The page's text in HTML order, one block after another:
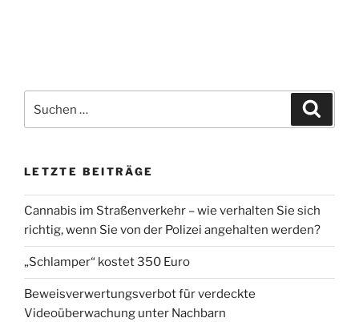
nach:
LETZTE BEITRÄGE
Cannabis im Straßenverkehr – wie verhalten Sie sich
richtig, wenn Sie von der Polizei angehalten werden?
„Schlamper“ kostet 350 Euro
Beweisverwertungsverbot für verdeckte
Videoüberwachung unter Nachbarn